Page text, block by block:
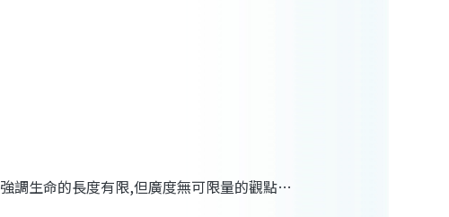
強調生命的長度有限,但廣度無可限量的觀點…